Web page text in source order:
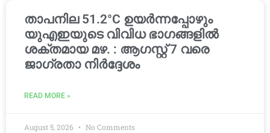
താപനില 51.2°C ഉയർന്നപ്പോഴും
യുഎഇയുടെ വിവിധ ഭാഗങ്ങളിൽ
ശക്തമായ മഴ. : ആഗസ്റ്റ് 7 വരെ
ജാഗ്രതാ നിർദ്ദേശം
READ MORE »
August 5, 2026 No Comments